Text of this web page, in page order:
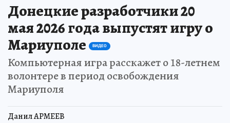
Донецкие разработчики 20
мая 2026 года выпустят игру о
Мариуполе
ВИДЕО
Компьютерная игра расскажет о 18-летнем
волонтере в период освобождения
Мариуполя
Данил АРМЕЕВ